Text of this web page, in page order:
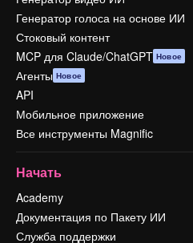
Генератор голоса на основе ИИ
Стоковый контент
MCP для Claude/ChatGPT Новое
Агенты Новое
API
Мобильное приложение
Все инструменты Magnific
Начать
Academy
Документация по Пакету ИИ
Служба поддержки